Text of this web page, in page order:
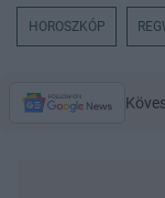
HOROSZKÓP